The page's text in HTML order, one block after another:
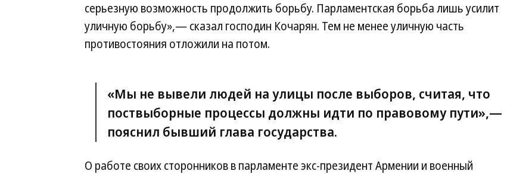
серьезную возможность продолжить борьбу. Парламентская борьба лишь усилит
уличную борьбу»,— сказал господин Кочарян. Тем не менее уличную часть
противостояния отложили на потом.
«Мы не вывели людей на улицы после выборов, считая, что
поствыборные процессы должны идти по правовому пути»,—
пояснил бывший глава государства.
О работе своих сторонников в парламенте экс-президент Армении и военный